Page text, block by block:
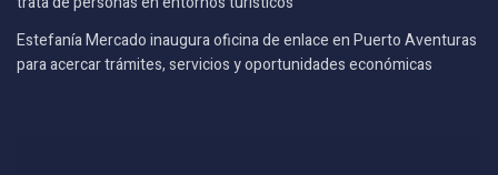
Estefanía Mercado inaugura oficina de enlace en Puerto Aventuras
para acercar trámites, servicios y oportunidades económicas